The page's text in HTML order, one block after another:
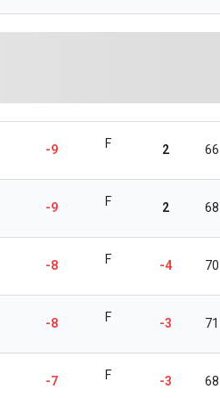
-9 F 2 66
-9 F 2 68
-8 F -4 70
-8 F -3 71
-7 F -3 68